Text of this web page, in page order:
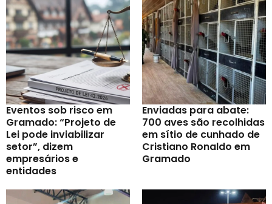
Eventos sob risco em
Gramado: “Projeto de
Lei pode inviabilizar
setor”, dizem
empresários e
entidades
Enviadas para abate:
700 aves são recolhidas
em sítio de cunhado de
Cristiano Ronaldo em
Gramado